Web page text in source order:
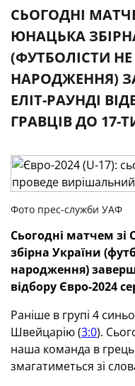
СЬОГОДНІ
ЮНАЦЬКА
(ФУТБОЛІСТИ
НАРОДЖЕННЯ)
ЕЛІТ-РАУНДІ
ГРАВЦІВ ДО 17-
Фото прес-служби УАФ
Сьогодні матчем
збірна України
народження)
відбору Євро-2024
Раніше в групі 4
Швейцарію (3:0).
наша команда в
змагатиметься зі